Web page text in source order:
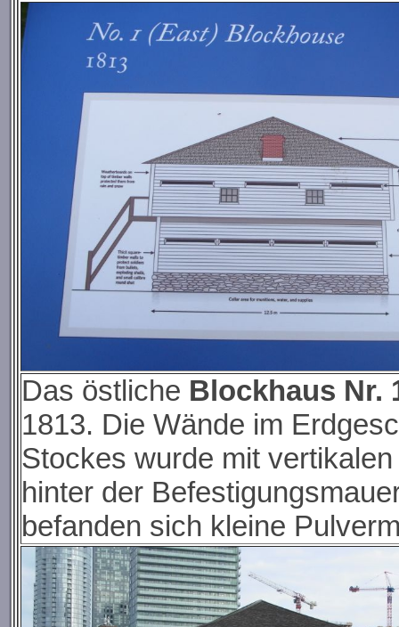
Das östliche Blockhaus Nr.
1813. Die Wände im
Stockes wurde mit
hinter der
befanden sich kleine